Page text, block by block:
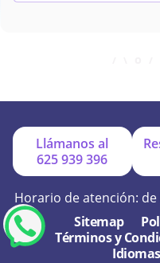
+ ¿Por qué online?
+ ¿Se hacen
Llámanos al
625 939 396
Horario de atención: de
Sitemap
Términos y